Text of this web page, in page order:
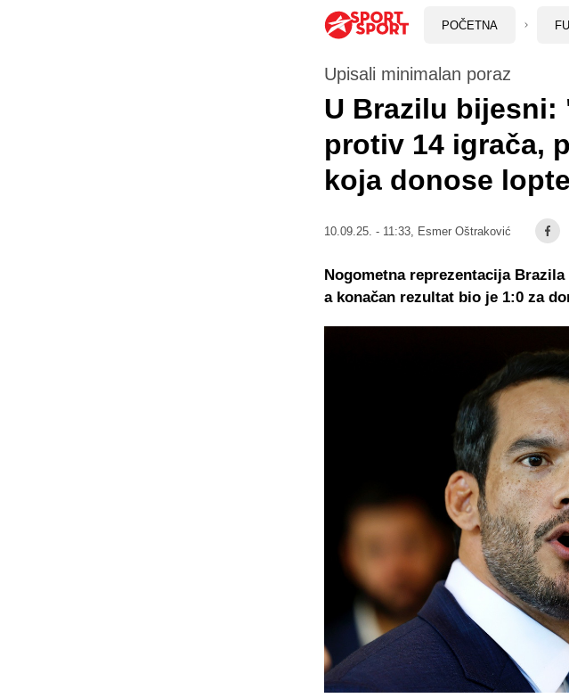
POČETNA
Upisali minimalan poraz
U Brazilu bijesni:
protiv 14 igrača,
koja donose
10.09.25. - 11:33, Esmer Oštraković
Nogometna reprezentacija
a konačan rezultat bio je 1:0 za